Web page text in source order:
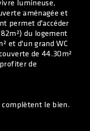
lumineuse,
aménagée et
permet d'accéder
du logement
et d'un grand WC
de 44.30m²
de
complètent le bien.